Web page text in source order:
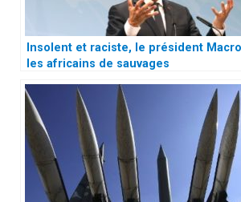
Insolent et raciste, le président
les africains de sauvages